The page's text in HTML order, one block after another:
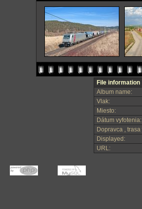
File information
Album name:
Vlak:
Miesto:
Dátum vyfotenia:
Dopravca ,
Displayed:
URL: